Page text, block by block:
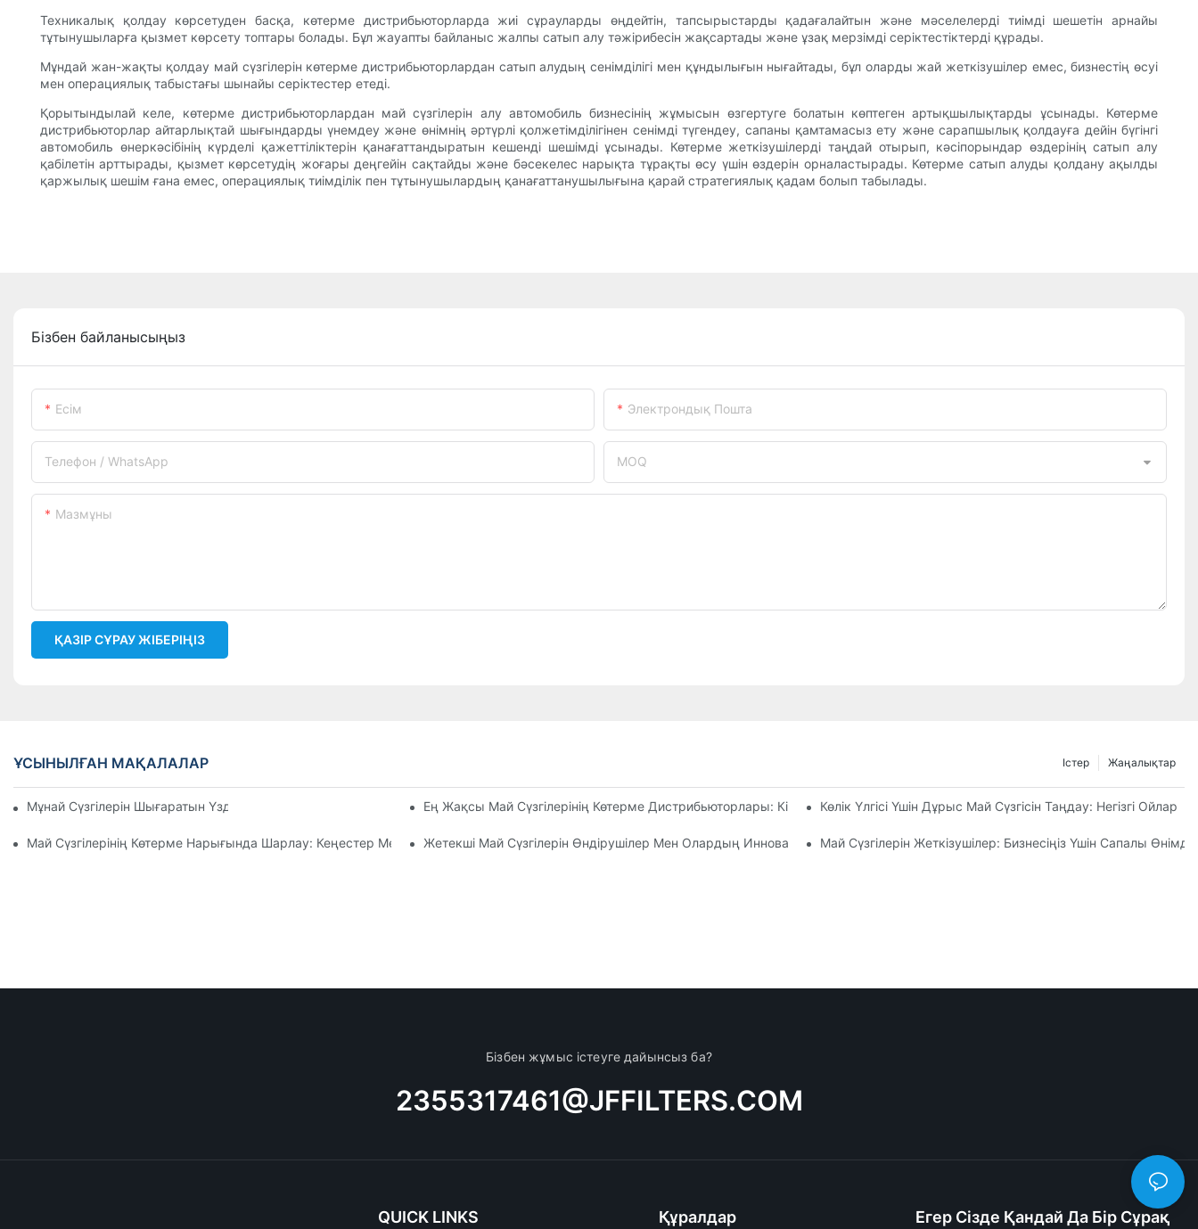
Техникалық қолдау көрсетуден басқа, көтерме дистрибьюторларда жиі сұрауларды өңдейтін, тапсырыстарды қадағалайтын және мәселелерді тиімді шешетін арнайы
тұтынушыларға қызмет көрсету топтары болады. Бұл жауапты байланыс жалпы сатып алу тәжірибесін жақсартады және ұзақ мерзімді серіктестіктерді құрады.
Мұндай жан-жақты қолдау май сүзгілерін көтерме дистрибьюторлардан сатып алудың сенімділігі мен құндылығын нығайтады, бұл оларды жай жеткізушілер емес, бизнестің өсуі
мен операциялық табыстағы шынайы серіктестер етеді.
Қорытындылай келе, көтерме дистрибьюторлардан май сүзгілерін алу автомобиль бизнесінің жұмысын өзгертуге болатын көптеген артықшылықтарды ұсынады. Көтерме
дистрибьюторлар айтарлықтай шығындарды үнемдеу және өнімнің әртүрлі қолжетімділігінен сенімді түгендеу, сапаны қамтамасыз ету және сарапшылық қолдауға дейін бүгінгі
автомобиль өнеркәсібінің күрделі қажеттіліктерін қанағаттандыратын кешенді шешімді ұсынады. Көтерме жеткізушілерді таңдай отырып, кәсіпорындар өздерінің сатып алу
қабілетін арттырады, қызмет көрсетудің жоғары деңгейін сақтайды және бәсекелес нарықта тұрақты өсу үшін өздерін орналастырады. Көтерме сатып алуды қолдану ақылды
қаржылық шешім ғана емес, операциялық тиімділік пен тұтынушылардың қанағаттанушылығына қарай стратегиялық қадам болып табылады.
Бізбен байланысыңыз
Есім Электрондық Пошта
Телефон / WhatsApp MOQ
Мазмұны
ҚАЗІР СҰРАУ ЖІБЕРІҢІЗ
ҰСЫНЫЛҒАН МАҚАЛАЛАР Жаңалықтар
Істер
Мұнай Сүзгілерін Шығаратын Үздік Компаниялар: Жан-Жақты ШолуЕң Жақсы Май Сүзгілерінің Көтерме Дистрибьюторлары: Кімге Сену Керек?Көлік Үлгісі Үшін Дұрыс Май Сүзгісін Таңдау: Негізгі Ойлар
Май Сүзгілерінің Көтерме Нарығында Шарлау: Кеңестер Мен АмалдарЖетекші Май Сүзгілерін Өндірушілер Мен Олардың Инновацияларына Назар АударуМай Сүзгілерін Жеткізушілер: Бизнесіңіз Үшін Сапалы
Бізбен жұмыс істеуге дайынсыз ба?
2355317461@JFFILTERS.COM
QUICK LINKS Құралдар Егер Сізде Қандай Да Бір Сұрақ